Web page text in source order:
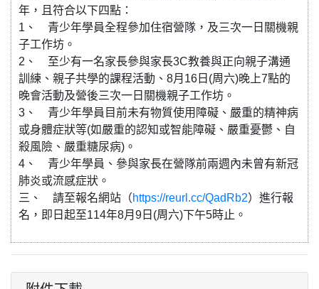
年，且符合以下四點：
1、 青少年學員全程參加住宿營隊，及三次一日關機親
子工作坊。
2、 至少有一名家長參與家長3C教養與正向親子溝通
訓練、親子共學的課程活動、8月16日(周六)晚上7點的
晚會活動及營後三次一日關機親子工作坊。
3、 青少年學員目前未有物質使用障礙、嚴重的精神病
或身體症狀等(如嚴重的認知或智能障礙、嚴重憂鬱、自
殺風險、嚴重糖尿病)。
4、 青少年學員、參與家長在營隊前兩週內未曾有新冠
肺炎或流感症狀。
三、 請至報名網站（https://reurl.cc/QadRb2）進行報
名，即日起至114年8月9日(周六)下午5時止。